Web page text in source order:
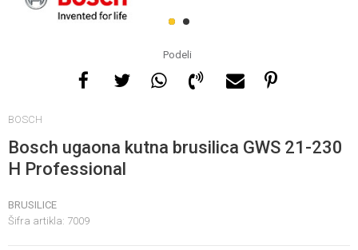
1 2
Podeli
BOSCH
Bosch ugaona kutna brusilica GWS 21-230
H Professional
BRUSILICE
Šifra artikla: 7009
i porudžbine
nedelje